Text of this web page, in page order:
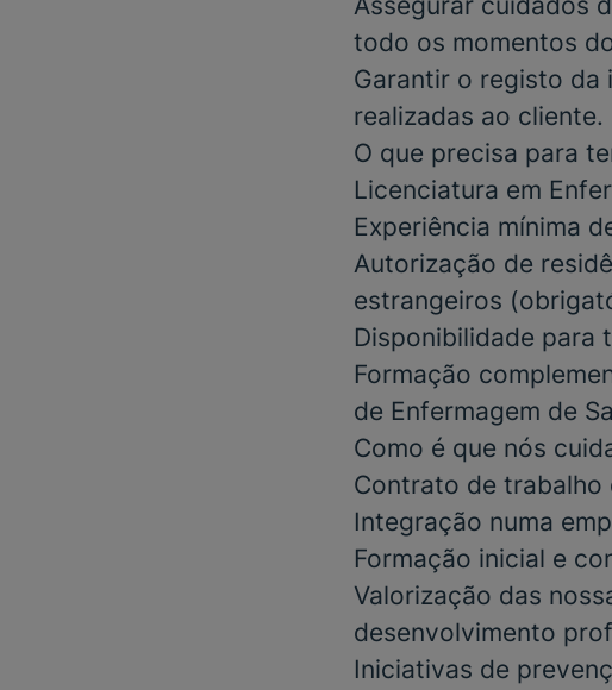
todo os momentos
Garantir o registo da
realizadas ao cliente.
O que precisa para
Licenciatura em
Experiência mínima
Autorização de
estrangeiros
Disponibilidade para
Formação
de Enfermagem de
Como é que nós
Contrato de trabalho
Integração numa
Formação inicial e
Valorização das
desenvolvimento
Iniciativas de